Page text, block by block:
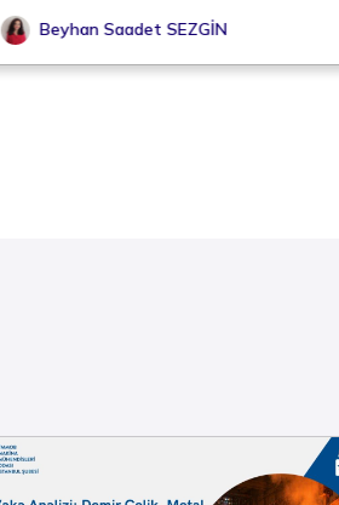
Beyhan Saadet SEZGİN